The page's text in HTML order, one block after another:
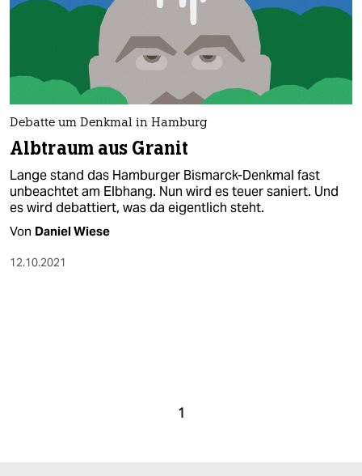
Debatte um Denkmal in Hamburg
Albtraum aus Granit
Lange stand das Hamburger Bismarck-Denkmal fast
unbeachtet am Elbhang. Nun wird es teuer saniert. Und
es wird debattiert, was da eigentlich steht.
Von Daniel Wiese
12.10.2021
1